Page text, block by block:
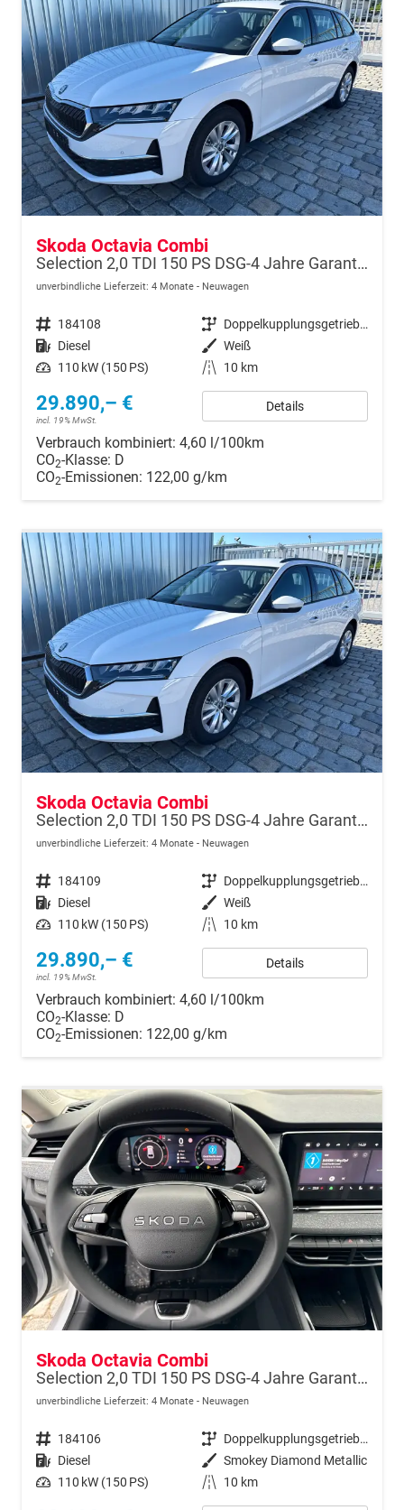
Skoda Octavia Combi
Selection 2,0 TDI 150 PS DSG-4 Jahre Garantie-PDC vorne und hinten-Sitzheizung-Smart Link
unverbindliche Lieferzeit: 4 Monate Neuwagen
Fahrzeugnr. 184108 Getriebe
Doppelkupplungsgetriebe (DSG)
Kraftstoff Diesel Außenfarbe Weiß
Leistung 110 kW (150 PS) Kilometerstand 10 km
29.890,– €
incl. 19% MwSt.
Details
Verbrauch kombiniert: 4,60 l/100km
CO2-Klasse: D
CO2-Emissionen: 122,00 g/km
Skoda Octavia Combi
Selection 2,0 TDI 150 PS DSG-4 Jahre Garantie-PDC vorne und hinten-Sitzheizung-Smart Link
unverbindliche Lieferzeit: 4 Monate Neuwagen
Fahrzeugnr. 184109 Getriebe
Doppelkupplungsgetriebe (DSG)
Kraftstoff Diesel Außenfarbe Weiß
Leistung 110 kW (150 PS) Kilometerstand 10 km
29.890,– €
incl. 19% MwSt.
Details
Verbrauch kombiniert: 4,60 l/100km
CO2-Klasse: D
CO2-Emissionen: 122,00 g/km
Skoda Octavia Combi
Selection 2,0 TDI 150 PS DSG-4 Jahre Garantie-PDC vorne und hinten-Sitzheizung-Smart Link
unverbindliche Lieferzeit: 4 Monate Neuwagen
Fahrzeugnr. 184106 Getriebe
Doppelkupplungsgetriebe (DSG)
Kraftstoff Diesel Außenfarbe Smokey Diamond Metallic
Leistung 110 kW (150 PS) Kilometerstand 10 km